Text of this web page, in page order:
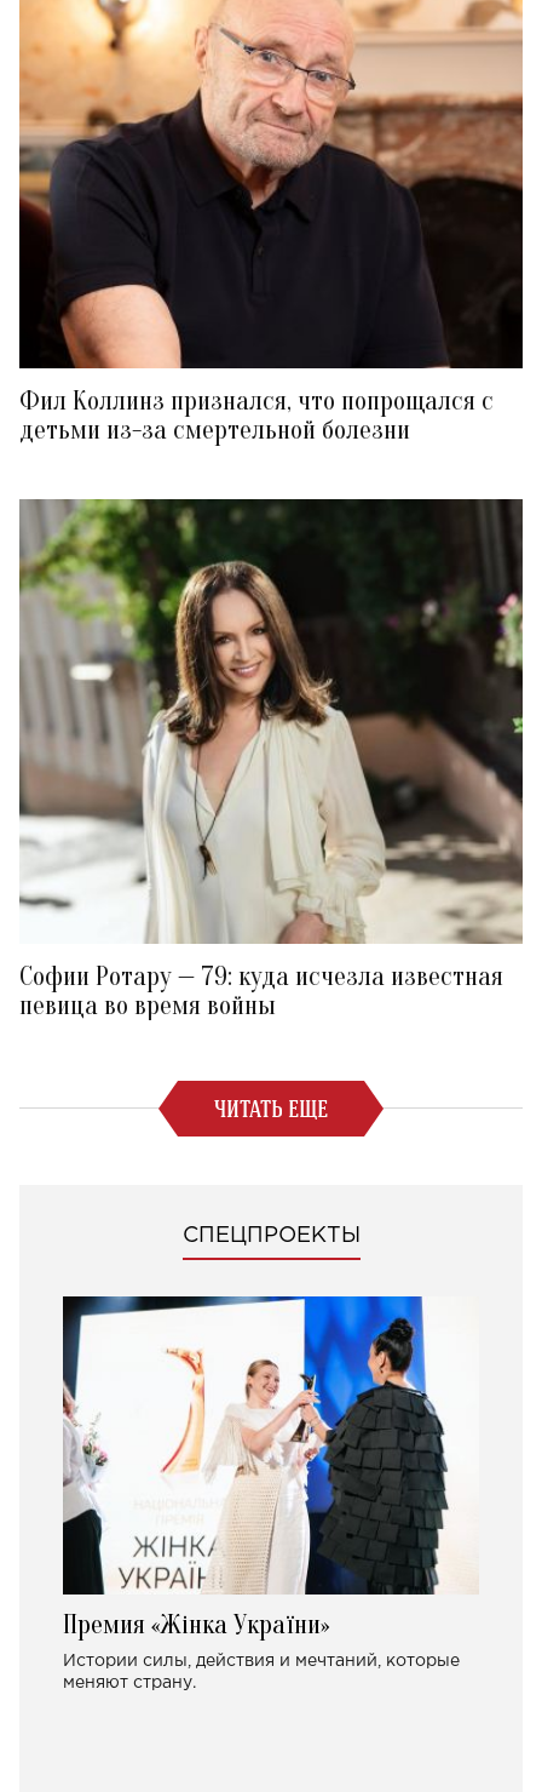
Фил Коллинз признался, что попрощался с
детьми из-за смертельной болезни
Софии Ротару — 79: куда исчезла известная
певица во время войны
ЧИТАТЬ ЕЩЕ
СПЕЦПРОЕКТЫ
Премия «Жінка України»
Истории силы, действия и мечтаний, которые
меняют страну.